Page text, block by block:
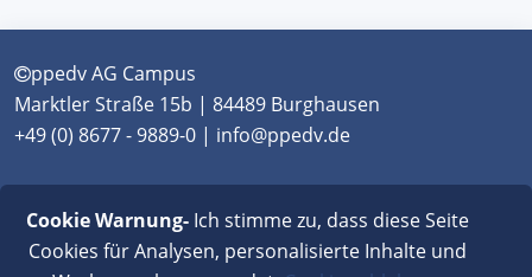
ppedv AG Campus
Marktler Straße 15b | 84489 Burghausen
+49 (0) 8677 - 9889-0 | info@ppedv.de
Classroom
Cookie Warnung-Ich stimme zu, dass diese Seite
Cookies für Analysen, personalisierte Inhalte und